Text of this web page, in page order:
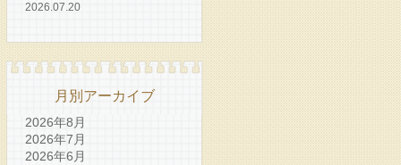
2026.07.20
月別アーカイブ
2026年8月
2026年7月
2026年6月